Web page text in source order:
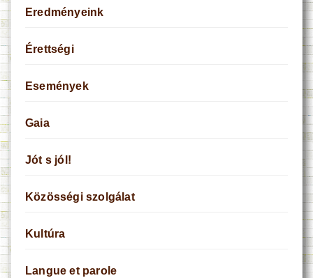
Eredményeink
Érettségi
Események
Gaia
Jót s jól!
Közösségi szolgálat
Kultúra
Langue et parole